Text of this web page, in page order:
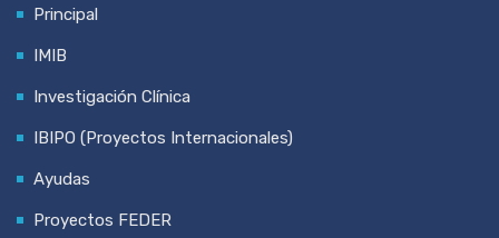
Principal
IMIB
Investigación Clínica
IBIPO (Proyectos Internacionales)
Ayudas
Proyectos FEDER